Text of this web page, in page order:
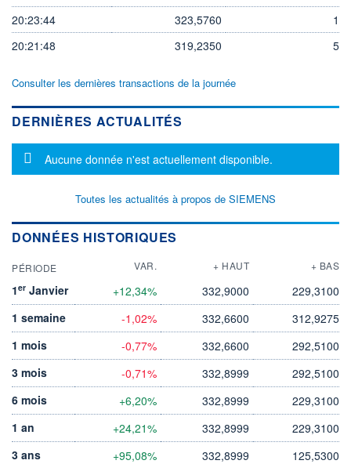
20:23:44
323,5760
1
20:21:48
319,2350 5
Consulter les dernières transactions de la journée
DERNIÈRES ACTUALITÉS
Message d'information
Aucune donnée n'est actuellement disponible.
Toutes les actualités à propos de SIEMENS
DONNÉES HISTORIQUES
PÉRIODE VAR. + HAUT + BAS
1er Janvier +12,34% 332,9000
229,3100
1 semaine
-1,02% 332,6600
312,9275
1 mois
-0,77% 332,6600
292,5100
3 mois
-0,71% 332,8999
292,5100
6 mois
+6,20% 332,8999
229,3100
1 an
+24,21% 332,8999
229,3100
3 ans
+95,08% 332,8999
125,5300